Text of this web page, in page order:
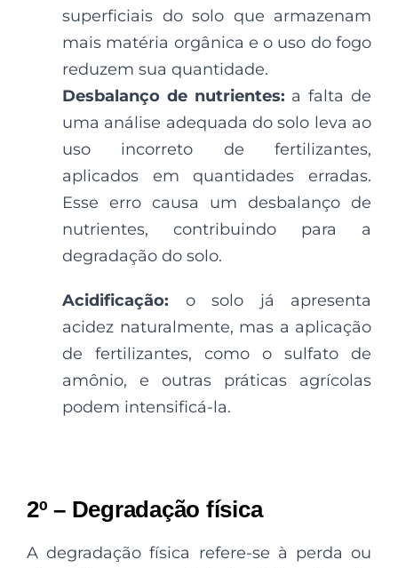
superficiais do solo que armazenam
mais matéria orgânica e o uso do fogo
reduzem sua quantidade.
Desbalanço de nutrientes: a falta de
uma análise adequada do solo leva ao
uso incorreto de fertilizantes,
aplicados em quantidades erradas.
Esse erro causa um desbalanço de
nutrientes, contribuindo para a
degradação do solo.
Acidificação: o solo já apresenta
acidez naturalmente, mas a aplicação
de fertilizantes, como o sulfato de
amônio, e outras práticas agrícolas
podem intensificá-la.
2º – Degradação física
A degradação física refere-se à perda ou